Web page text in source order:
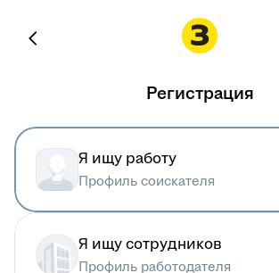
Регистрация
Я ищу работу
Профиль соискателя
Я ищу сотрудников
Профиль работодателя